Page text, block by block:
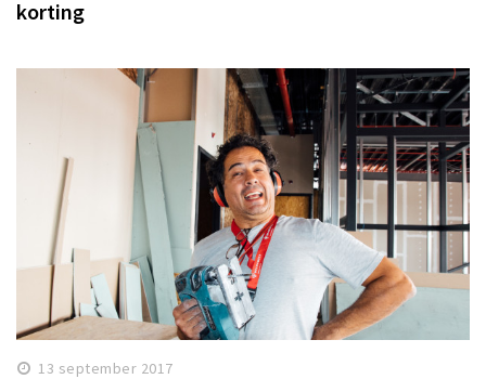
korting
13 september 2017